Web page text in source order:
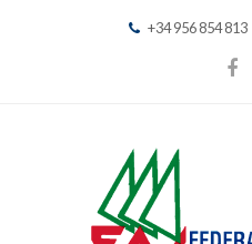
+34 956 854 813